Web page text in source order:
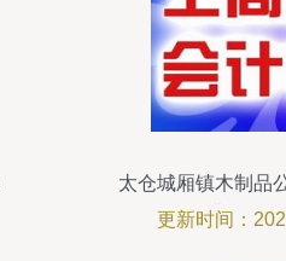
太仓城厢镇木制品
费用解
更新时间：